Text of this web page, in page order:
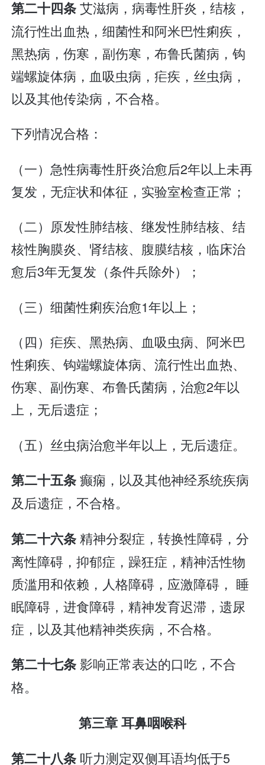
第二十四条艾滋病，病毒性肝炎，结核，
流行性出血热，细菌性和阿米巴性痢疾，
黑热病，伤寒，副伤寒，布鲁氏菌病，钩
端螺旋体病，血吸虫病，疟疾，丝虫病，
以及其他传染病，不合格。
下列情况合格：
（一）急性病毒性肝炎治愈后2年以上未再
复发，无症状和体征，实验室检查正常；
（二）原发性肺结核、继发性肺结核、结
核性胸膜炎、肾结核、腹膜结核，临床治
愈后3年无复发（条件兵除外）；
（三）细菌性痢疾治愈1年以上；
（四）疟疾、黑热病、血吸虫病、阿米巴
性痢疾、钩端螺旋体病、流行性出血热、
伤寒、副伤寒、布鲁氏菌病，治愈2年以
上，无后遗症；
（五）丝虫病治愈半年以上，无后遗症。
第二十五条癫痫，以及其他神经系统疾病
及后遗症，不合格。
第二十六条精神分裂症，转换性障碍，分
离性障碍，抑郁症，躁狂症，精神活性物
质滥用和依赖，人格障碍，应激障碍， 睡
眠障碍，进食障碍，精神发育迟滞，遗尿
症，以及其他精神类疾病，不合格。
第二十七条影响正常表达的口吃，不合
格。
第三章 耳鼻咽喉科
第二十八条 听力测定双侧耳语均低于5